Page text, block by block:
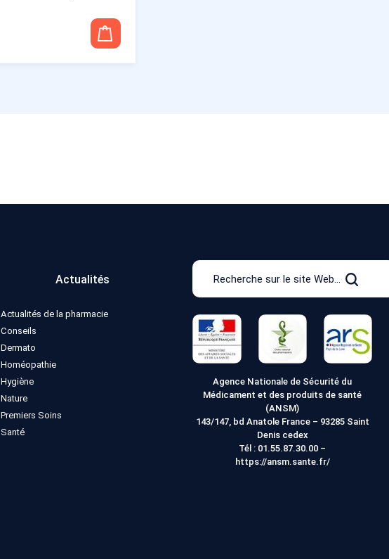
Actualités
Actualités de la pharmacie
Conseils
Dermato
Homéopathie
Hygiène
Nature
Premiers Soins
Santé
Recherche
le
site
Web
Agence Nationale de Sécurité du
Médicament et des produits de santé
(ANSM)
143/147, bd Anatole France – 93285 Saint
Denis cedex
Tél : 01.55.87.30.00 –
https://ansm.sante.fr/